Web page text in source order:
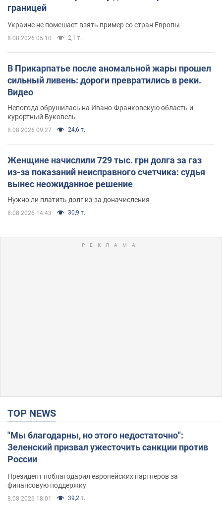
границей
Украине не помешает взять пример со стран Европы
8.08.2026 05:10 2,1 т.
В Прикарпатье после аномальной жары прошел
сильный ливень: дороги превратились в реки.
Видео
Непогода обрушилась на Ивано-Франковскую область и
курортный Буковель
8.08.2026 09:27 24,6 т.
Женщине начислили 729 тыс. грн долга за газ
из-за показаний неисправного счетчика: судья
вынес неожиданное решение
Нужно ли платить долг из-за доначисления
8.08.2026 14:43 30,9 т.
TOP NEWS
"Мы благодарны, но этого недостаточно":
Зеленский призвал ужесточить санкции против
России
Президент поблагодарил европейских партнеров за
финансовую поддержку
8.08.2026 18:01 39,2 т.